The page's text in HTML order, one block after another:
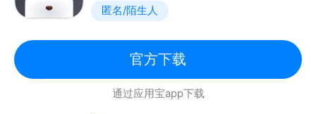
匿名/陌生人
官方下载
通过应用宝app下载